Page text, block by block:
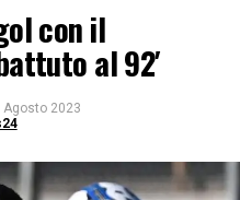
con il
al 92′
Agosto 2023